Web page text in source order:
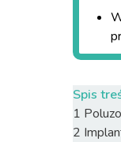
Spis
1
2